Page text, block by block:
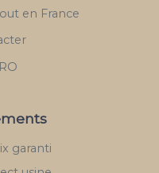
en France
garanti